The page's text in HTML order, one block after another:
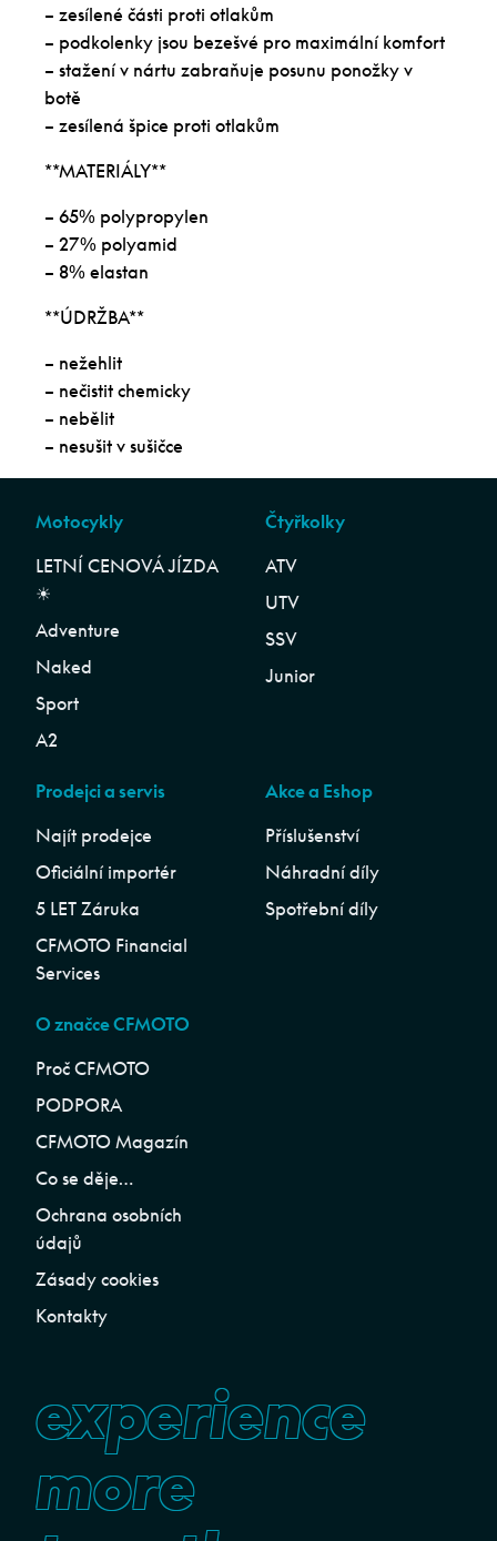
– zesílené části proti otlakům
– podkolenky jsou bezešvé pro maximální komfort
– stažení v nártu zabraňuje posunu ponožky v
botě
– zesílená špice proti otlakům
**MATERIÁLY**
– 65% polypropylen
– 27% polyamid
– 8% elastan
**ÚDRŽBA**
– nežehlit
– nečistit chemicky
– nebělit
– nesušit v sušičce
Motocykly
LETNÍ CENOVÁ JÍZDA
☀︎
Adventure
Naked
Sport
A2
Čtyřkolky
ATV
UTV
SSV
Junior
Prodejci a servis
Najít prodejce
Oficiální importér
5 LET Záruka
CFMOTO Financial
Services
Akce a Eshop
Příslušenství
Náhradní díly
Spotřební díly
O značce CFMOTO
Proč CFMOTO
PODPORA
CFMOTO Magazín
Co se děje…
Ochrana osobních
údajů
Zásady cookies
Kontakty
experience
more